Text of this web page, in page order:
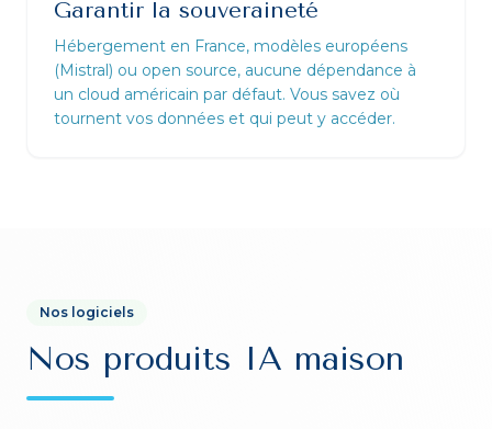
Garantir la souveraineté
Hébergement en France, modèles européens
(Mistral) ou open source, aucune dépendance à
un cloud américain par défaut. Vous savez où
tournent vos données et qui peut y accéder.
Nos logiciels
Nos produits IA maison